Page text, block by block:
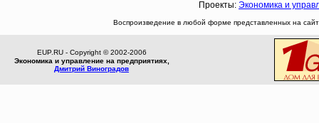
Проекты: Экономика и
Воспроизведение в любой форме представленных на
EUP.RU - Copyright © 2002-2006
Экономика и управление на предприятиях,
Дмитрий Виноградов